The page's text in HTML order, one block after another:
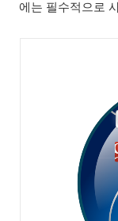
에는 필수적으로